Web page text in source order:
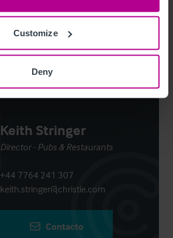
Customize
Deny
to view full details
Keith Stringer
Director - Pubs & Restaurants
+44 7764 241 307
keith.stringer@christie.com
Contacto